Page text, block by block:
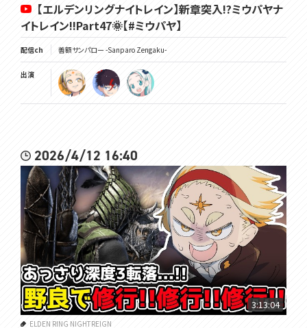
【エルデンリングナイトレイン】新章突入!?ミウパヤナ
イトレイン!!Part47🌞【#ミウパヤ】
配信ch 善額サンパロー -Sanparo Zengaku-
出演
2026/4/12 16:40
3:13:04
ELDEN RING NIGHTREIGN